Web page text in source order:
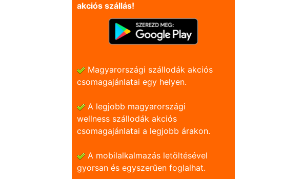
akciós szállás!
Magyarországi szállodák akciós
csomagajánlatai egy helyen.
A legjobb magyarországi
wellness szállodák akciós
csomagajánlatai a legjobb árakon.
A mobilalkalmazás letöltésével
gyorsan és egyszerũen foglalhat.